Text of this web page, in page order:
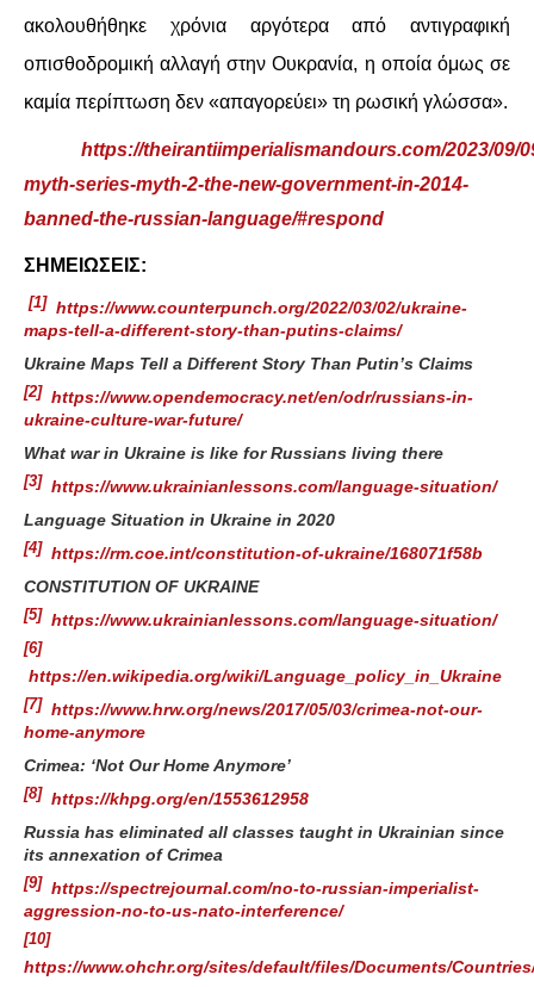
ακολουθήθηκε χρόνια αργότερα από αντιγραφική
οπισθοδρομική αλλαγή στην Ουκρανία, η οποία όμως σε
καμία περίπτωση δεν «απαγορεύει» τη ρωσική γλώσσα».
https://theirantiimperialismandours.com/2023/09/
myth-series-myth-2-the-new-government-in-2014-
banned-the-russian-language/#respond
ΣΗΜΕΙΩΣΕΙΣ:
[1] https://www.counterpunch.org/2022/03/02/ukraine-
maps-tell-a-different-story-than-putins-claims/
Ukraine Maps Tell a Different Story Than Putin’s Claims
[2] https://www.opendemocracy.net/en/odr/russians-in-
ukraine-culture-war-future/
What war in Ukraine is like for Russians living there
[3] https://www.ukrainianlessons.com/language-situation/
Language Situation in Ukraine in 2020
[4] https://rm.coe.int/constitution-of-ukraine/168071f58b
CONSTITUTION OF UKRAINE
[5] https://www.ukrainianlessons.com/language-situation/
[6]
https://en.wikipedia.org/wiki/Language_policy_in_Ukraine
[7] https://www.hrw.org/news/2017/05/03/crimea-not-our-
home-anymore
Crimea: ‘Not Our Home Anymore’
[8] https://khpg.org/en/1553612958
Russia has eliminated all classes taught in Ukrainian since
its annexation of Crimea
[9] https://spectrejournal.com/no-to-russian-imperialist-
aggression-no-to-us-nato-interference/
[10]
https://www.ohchr.org/sites/default/files/Documents/